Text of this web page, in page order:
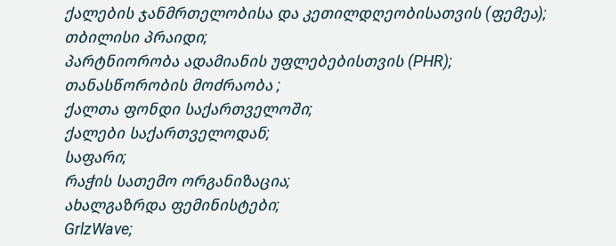
ქალების ჯანმრთელობისა და კეთილდღეობისათვის (ფემეა);
თბილისი პრაიდი;
პარტნიორობა ადამიანის უფლებებისთვის (PHR);
თანასწორობის მოძრაობა ;
ქალთა ფონდი საქართველოში;
ქალები საქართველოდან;
საფარი;
რაჭის სათემო ორგანიზაცია;
ახალგაზრდა ფემინისტები;
GrlzWave;